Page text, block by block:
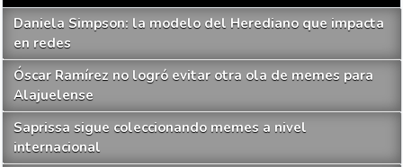
Daniela Simpson: la modelo del Herediano que impacta
en redes
Óscar Ramírez no logró evitar otra ola de memes para
Alajuelense
Saprissa sigue coleccionando memes a nivel
internacional